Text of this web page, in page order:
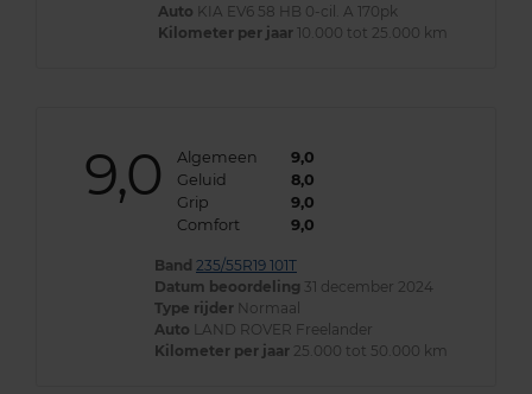
Auto KIA EV6 58 HB 0-cil. A 170pk
Kilometer per jaar 10.000 tot 25.000 km
9,0 Algemeen
9,0
Geluid
8,0
Grip
9,0
Comfort
9,0
Band 235/55R19 101T
Datum beoordeling 31 december 2024
Type rijder Normaal
Auto
LAND ROVER Freelander
Kilometer per jaar 25.000 tot 50.000 km